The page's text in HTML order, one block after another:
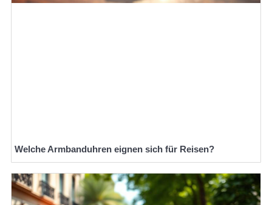
Welche Armbanduhren eignen sich für Reisen?